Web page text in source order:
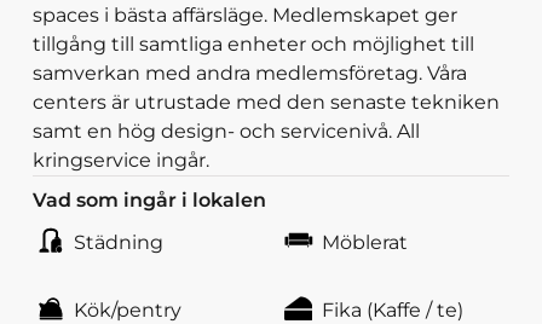
spaces i bästa affärsläge. Medlemskapet ger
tillgång till samtliga enheter och möjlighet till
samverkan med andra medlemsföretag. Våra
centers är utrustade med den senaste tekniken
samt en hög design- och servicenivå. All
kringservice ingår.
Vad som ingår i lokalen
Städning
Möblerat
Kök/pentry Fika (Kaffe / te)